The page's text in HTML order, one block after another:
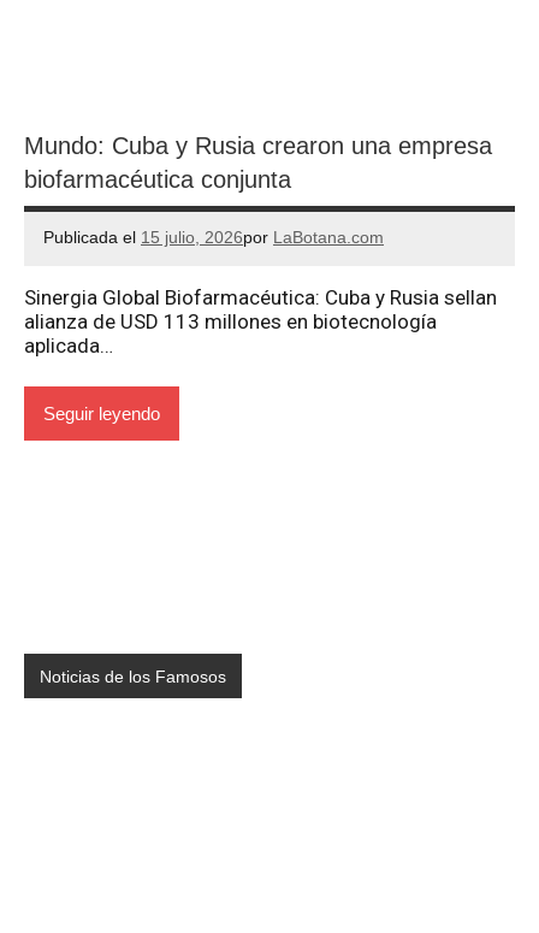
Mundo: Cuba y Rusia crearon una empresa
biofarmacéutica conjunta
Publicada el 15 julio, 2026por LaBotana.com
Sinergia Global Biofarmacéutica: Cuba y Rusia sellan
alianza de USD 113 millones en biotecnología
aplicada…
Seguir leyendo
Noticias de los Famosos